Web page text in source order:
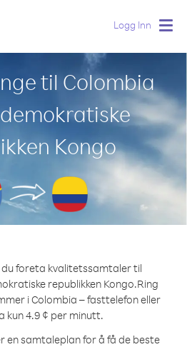
Logg Inn
til Colombia
Kongo
du foreta kvalitetssamtaler til
republikken Kongo.Ring
i Colombia – fasttelefon eller
kun 4.9 ¢ per minutt.
en samtaleplan for å få de beste